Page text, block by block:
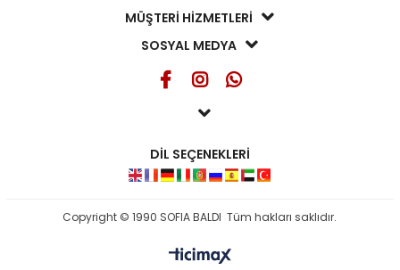
MÜŞTERİ HİZMETLERİ
SOSYAL MEDYA
DİL SEÇENEKLERİ
Copyright © 1990 SOFIA BALDI Tüm hakları saklıdır.